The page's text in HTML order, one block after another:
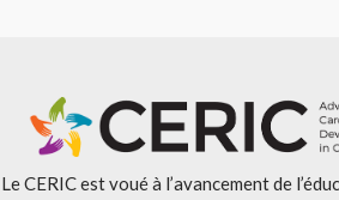
Le CERIC est voué à l’avancement de